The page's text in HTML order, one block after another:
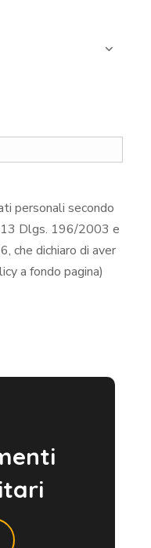
13 Dlgs. 196/2003 e
che dichiaro di aver
a fondo pagina)